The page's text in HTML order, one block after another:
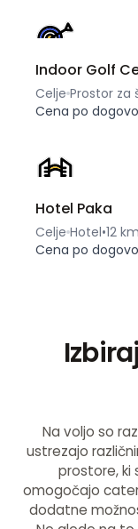
Indoor Golf
Celje Prostor za
Cena po
Hotel Paka
Celje Hotel•12 km
Cena po
Na voljo so
ustrezajo
prostore, ki
omogočajo
dodatne